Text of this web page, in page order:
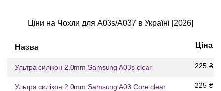
Ціни на Чохли для A03s/A037 в Україні [2026]
Назва Ціна
Ультра силікон 2.0mm Samsung A03s clear 225 ₴
Ультра силікон 2.0mm Samsung A03 Core clear 225 ₴